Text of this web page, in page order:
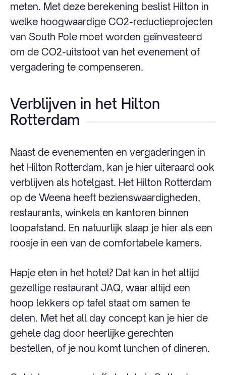
meten. Met deze berekening beslist Hilton in
welke hoogwaardige CO2-reductieprojecten
van South Pole moet worden geïnvesteerd
om de CO2-uitstoot van het evenement of
vergadering te compenseren.
Verblijven in het Hilton
Rotterdam
Naast de evenementen en vergaderingen in
het Hilton Rotterdam, kan je hier uiteraard ook
verblijven als hotelgast. Het Hilton Rotterdam
op de Weena heeft bezienswaardigheden,
restaurants, winkels en kantoren binnen
loopafstand. En natuurlijk slaap je hier als een
roosje in een van de comfortabele kamers.
Hapje eten in het hotel? Dat kan in het altijd
gezellige restaurant JAQ, waar altijd een
hoop lekkers op tafel staat om samen te
delen. Met het all day concept kan je hier de
gehele dag door heerlijke gerechten
bestellen, of je nou komt lunchen of dineren.